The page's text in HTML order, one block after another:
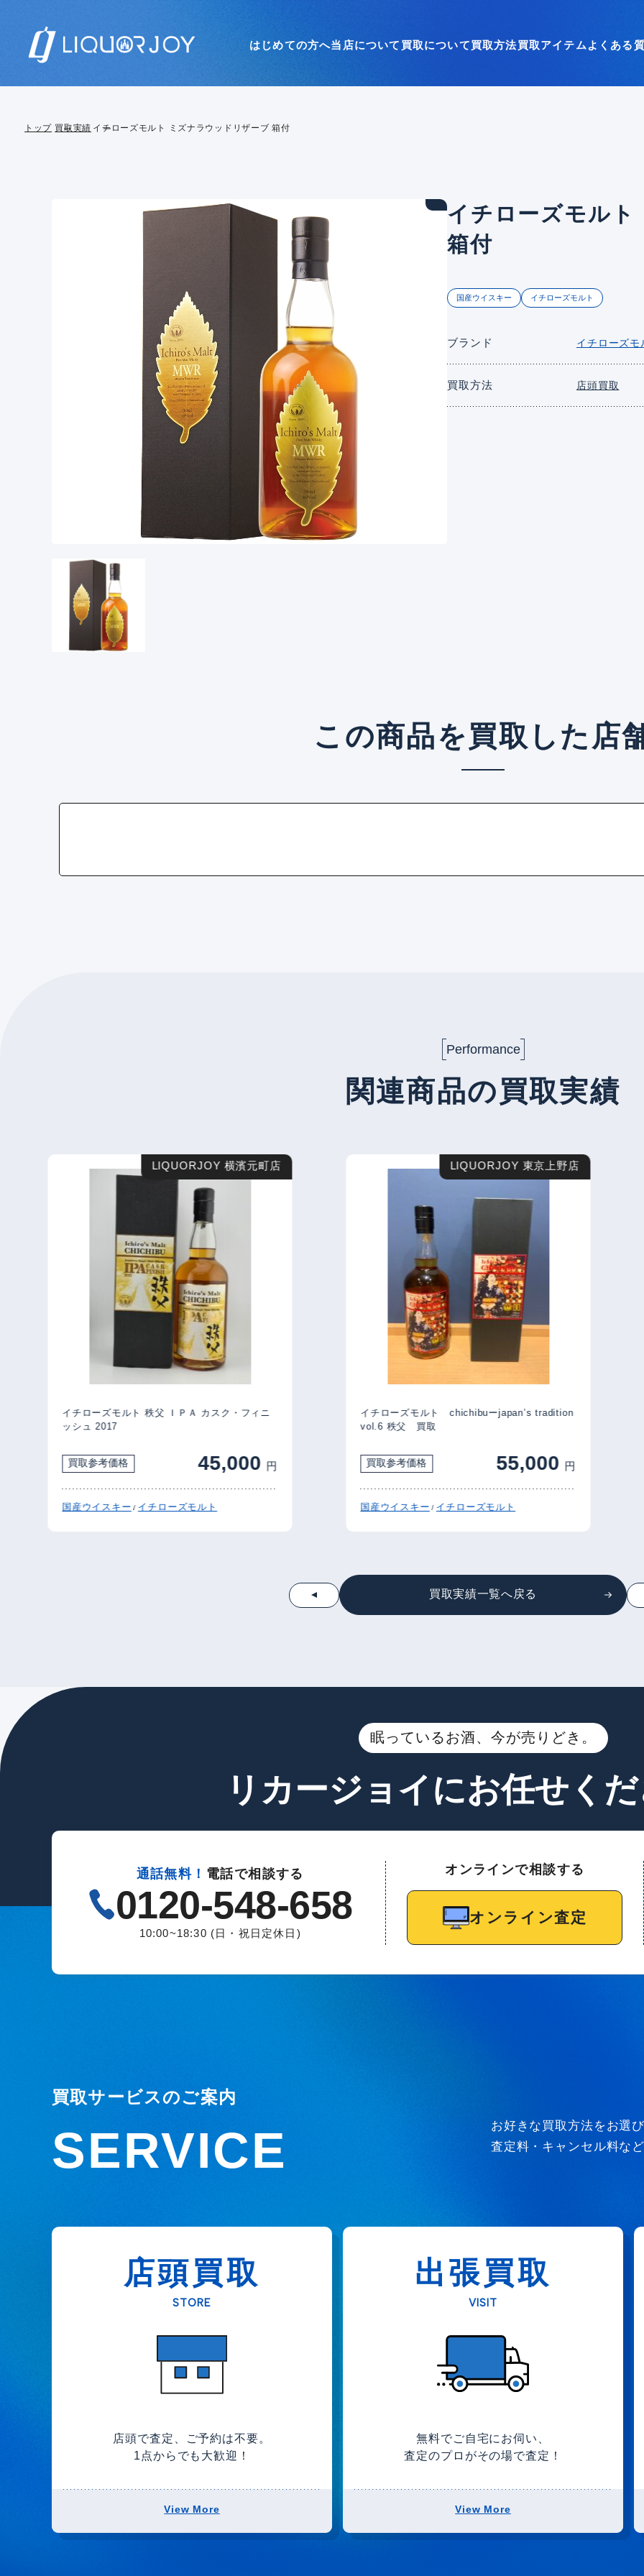
はじめての方へ当店について 買取について買取方法買取アイテム よくある
トップ 買取実績 イチローズモルト ミズナラウッドリザーブ 箱付
イチローズモル
箱付
国産ウイスキー イチローズモルト
ブランド イチローズモ
買取方法 店頭買取
この商品を買取した店
Performance
関連商品の買取実績
LIQUORJOY 横濱元町店
イチローズモルト 秩父 ＩＰＡ カスク・フィニ
ッシュ 2017
買取参考価格 45,000 円
国産ウイスキー/イチローズモルト
LIQUORJOY 東京上野店
イチローズモルト chichibuーjapan’s tradition
vol.6 秩父 買取
買取参考価格 55,000 円
国産ウイスキー/イチローズモルト
買取実績一覧へ戻る
眠っているお酒、今が売りどき。
リカージョイにお任せく
通話無料！ 電話で相談する
0120-548-658
10:00~18:30 (日・祝日定休日)
オンラインで相談する
オンライン査定
買取サービスのご案内
SERVICE
お好きな買取方法をお選
査定料・キャンセル料な
店頭買取
STORE
店頭で査定、ご予約は不要。
1点からでも大歓迎！
View More
出張買取
VISIT
無料でご自宅にお伺い、
査定のプロがその場で査定！
View More